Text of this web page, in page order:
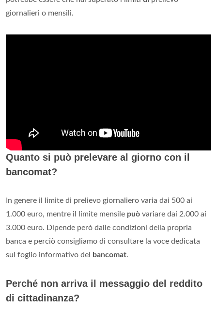
giornalieri o mensili.
Quanto si può prelevare al giorno con il
bancomat?
In genere il limite di prelievo giornaliero varia dai 500 ai
1.000 euro, mentre il limite mensile può variare dai 2.000 ai
3.000 euro. Dipende però dalle condizioni della propria
banca e perciò consigliamo di consultare la voce dedicata
sul foglio informativo del
bancomat.
Perché non arriva il messaggio del reddito
di cittadinanza?